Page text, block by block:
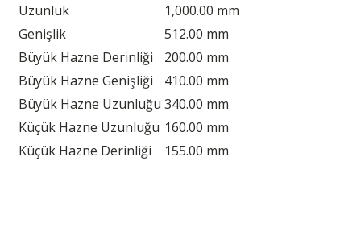
Uzunluk
1,000.00 mm
Genişlik
512.00 mm
Büyük Hazne Derinliği
200.00 mm
Büyük Hazne Genişliği
410.00 mm
Büyük Hazne Uzunluğu 340.00 mm
Küçük Hazne Uzunluğu 160.00 mm
Küçük Hazne Derinliği
155.00 mm